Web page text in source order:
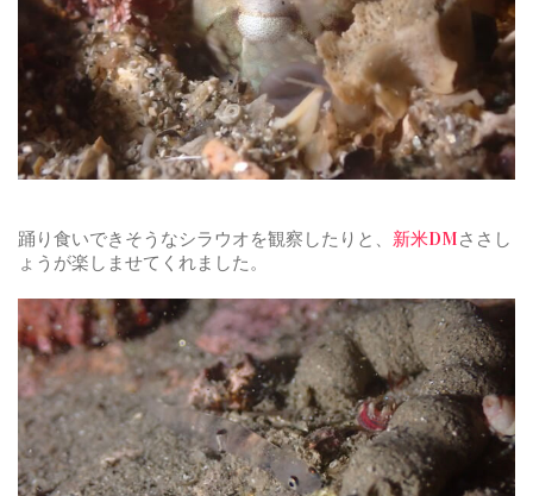
踊り食いできそうなシラウオを観察したりと、 新米DMささし
ょうが楽しませてくれました。